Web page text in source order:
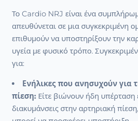
Το Cardio NRJ είναι ένα
απευθύνεται σε μια συγκεκριμένη
επιθυμούν να υποστηρίξουν την
υγεία με φυσικό τρόπο.
για:
Ενήλικες που ανησυχούν για
πίεση: Είτε βιώνουν ήδη υπέρταση
διακυμάνσεις στην αρτηριακή